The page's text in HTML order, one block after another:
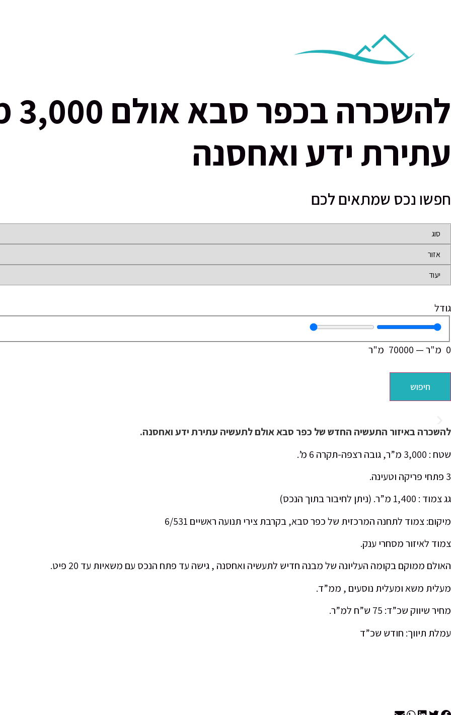
עתירת ידע ואחסנה
חפשו נכס שמתאים לכם
גודל
0 מ"ר—
70000 מ"ר
חיפוש
להשכרה באיזור התעשיה החדש של כפר סבא אולם לתעשיה עתירת ידע ואחסנה.
שטח : 3,000 מ”ר, גובה רצפה-תקרה 6 מ’.
3 פתחי פריקה וטעינה.
גג צמוד : 1,400 מ”ר. (ניתן לחיבור בתוך הנכס)
מיקום: צמוד לתחנה המרכזית של כפר סבא, בקרבת צירי תנועה ראשיים 6/531
צמוד לאיזור מסחרי ענק.
האולם ממוקם בקומה העליונה של מבנה חדיש לתעשיה ואחסנה , גישה עד פתח הנכס עם משאיות עד 20 פיט.
מעלית משא ומעלית נוסעים , ממ”ד.
מחיר שיווק שכ”ד: 75 ש”ח למ”ר.
עמלת תיווך: חודש שכ”ד